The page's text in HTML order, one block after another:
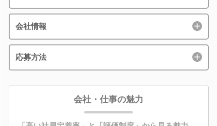
会社情報
応募方法
会社・仕事の魅力